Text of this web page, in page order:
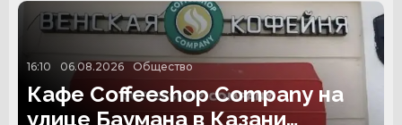
16:10 06.08.2026 Общество
Кафе Coffeeshop Company на
улице Баумана в Казани